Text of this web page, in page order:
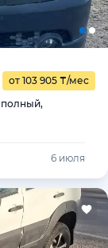
от 103 905 ₸/мес
полный,
6 июля